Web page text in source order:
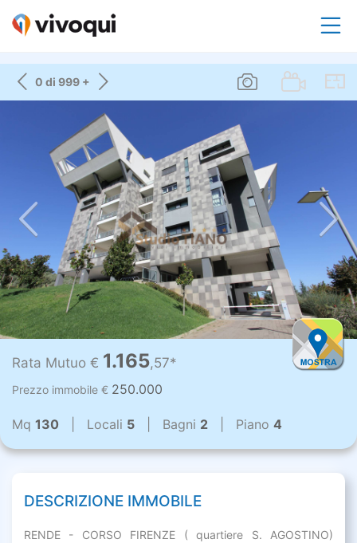
0 di 999 +
Rata Mutuo € 1.165,57*
Prezzo immobile € 250.000
Mq 130 | Locali 5 | Bagni 2 | Piano 4
DESCRIZIONE IMMOBILE
RENDE - CORSO FIRENZE ( quartiere S. AGOSTINO)